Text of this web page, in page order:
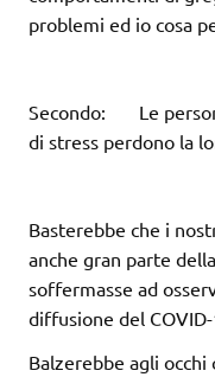
problemi ed io cosa
Secondo: Le
di stress perdono la
Basterebbe che i
anche gran parte
soffermasse ad
diffusione del
Balzerebbe agli